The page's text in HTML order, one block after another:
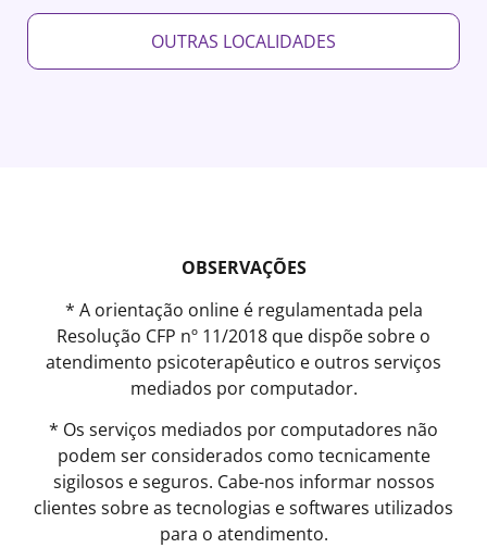
OUTRAS LOCALIDADES
OBSERVAÇÕES
* A orientação online é regulamentada pela
Resolução CFP nº 11/2018 que dispõe sobre o
atendimento psicoterapêutico e outros serviços
mediados por computador.
* Os serviços mediados por computadores não
podem ser considerados como tecnicamente
sigilosos e seguros. Cabe-nos informar nossos
clientes sobre as tecnologias e softwares utilizados
para o atendimento.